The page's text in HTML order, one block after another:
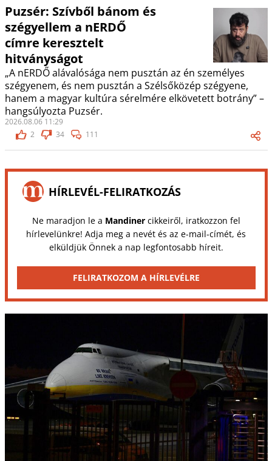
Puzsér: Szívből bánom és
szégyellem a nERDŐ
címre keresztelt
hitványságot
„A nERDŐ alávalósága nem pusztán az én személyes
szégyenem, és nem pusztán a Szélsőközép szégyene,
hanem a magyar kultúra sérelmére elkövetett botrány” –
hangsúlyozta Puzsér.
2026.08.06 11:29
2
34 111
HÍRLEVÉL-FELIRATKOZÁS
Ne maradjon le a Mandinercikkeiről, iratkozzon fel
hírlevelünkre! Adja meg a nevét és az e-mail-címét, és
elküldjük Önnek a nap legfontosabb híreit.
FELIRATKOZOM A HÍRLEVÉLRE